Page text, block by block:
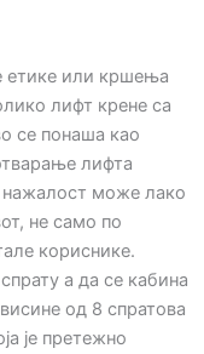
етике или кршења
лифт крене са
се понаша као
лифта
нажалост може лако
не само по
кориснике.
а да се кабина
од 8 спратова
је претежно